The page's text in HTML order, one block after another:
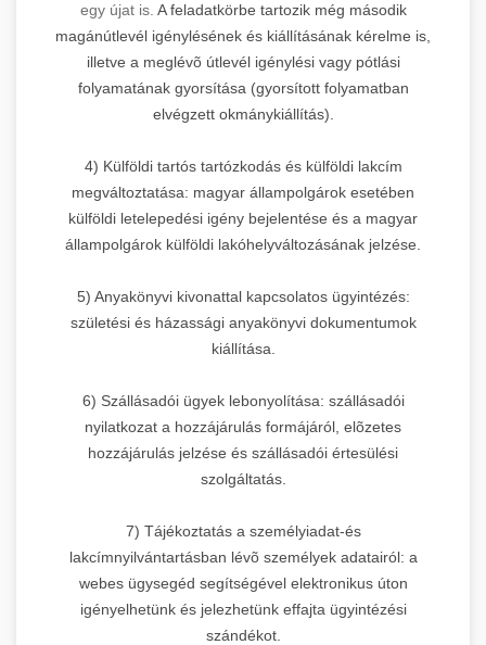
egy újat is. A feladatkörbe tartozik még második
magánútlevél igénylésének és kiállításának kérelme is,
illetve a meglévõ útlevél igénylési vagy pótlási
folyamatának gyorsítása (gyorsított folyamatban
elvégzett okmánykiállítás).
4) Külföldi tartós tartózkodás és külföldi lakcím
megváltoztatása: magyar állampolgárok esetében
külföldi letelepedési igény bejelentése és a magyar
állampolgárok külföldi lakóhelyváltozásának jelzése.
5) Anyakönyvi kivonattal kapcsolatos ügyintézés:
születési és házassági anyakönyvi dokumentumok
kiállítása.
6) Szállásadói ügyek lebonyolítása: szállásadói
nyilatkozat a hozzájárulás formájáról, elõzetes
hozzájárulás jelzése és szállásadói értesülési
szolgáltatás.
7) Tájékoztatás a személyiadat-és
lakcímnyilvántartásban lévõ személyek adatairól: a
webes ügysegéd segítségével elektronikus úton
igényelhetünk és jelezhetünk effajta ügyintézési
szándékot.